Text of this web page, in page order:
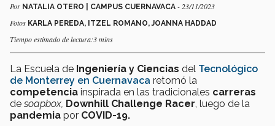
Por NATALIA OTERO | CAMPUS CUERNAVACA - 23/11/2023
Fotos KARLA PEREDA, ITZEL ROMANO, JOANNA HADDAD
Tiempo estimado de lectura:3 mins
La Escuela de Ingeniería y Ciencias del Tecnológico
de Monterrey en Cuernavaca retomó la
competencia inspirada en las tradicionales carreras
desoapbox, Downhill Challenge Racer , luego de la
pandemia por COVID-19.